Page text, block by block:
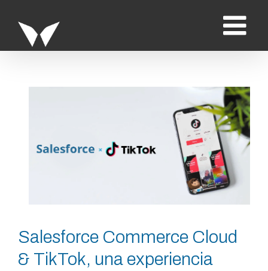
contenido
grande
Salesforce Commerce Cloud
& TikTok, una experiencia